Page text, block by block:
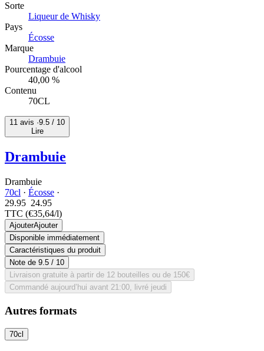
Sorte
Liqueur de Whisky
Pays
Écosse
Marque
Drambuie
Pourcentage d'alcool
40,00 %
Contenu
70CL
11 avis ·9.5 / 10
Lire
Drambuie
Drambuie
70cl · Écosse ·
29.95 24.95
TTC (€35,64/l)
AjouterAjouter
Disponible immédiatement
Caractéristiques du produit
Note de 9.5 / 10
Livraison gratuite à partir de 12 bouteilles ou de 150€
Commandé aujourd’hui avant 21:00, livré jeudi
Autres formats
70cl